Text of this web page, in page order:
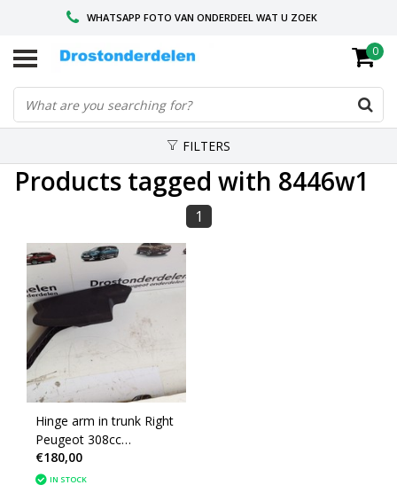
WHATSAPP FOTO VAN ONDERDEEL WAT U ZOEK
VOOR 16.00 BESTELD, VANDAAG VERZONDEN
GESPECIALISEERD PEUGEOT
0
FILTERS
Products tagged with 8446w1
1
Hinge arm in trunk Right
Peugeot 308cc
8446W1/8484AX
€180,00
IN STOCK